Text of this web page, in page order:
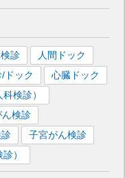
診
人間ドック
ドック
心臓ドック
検診）
ん検診
子宮がん検診
）